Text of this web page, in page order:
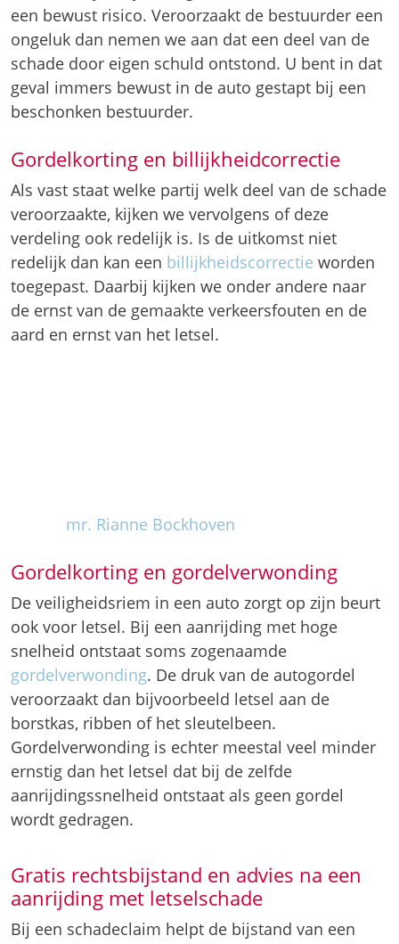
verdeling ook redelijk is. Is de uitkomst niet
redelijk dan kan eenbillijkheidscorrectie worden
toegepast. Daarbij kijken we onder andere naar
de ernst van de gemaakte verkeersfouten en de
aard en ernst van het letsel.
m
r.
Ri
a
n
n
e
e
Gordelkorting en gordelverwonding
De veiligheidsriem in een auto zorgt op zijn beurt
ook voor letsel. Bij een aanrijding met hoge
snelheid ontstaat soms zogenaamde
gordelverwonding. De druk van de autogordel
veroorzaakt dan bijvoorbeeld letsel aan de
borstkas, ribben of het sleutelbeen.
Gordelverwonding is echter meestal veel minder
ernstig dan het letsel dat bij de zelfde
aanrijdingssnelheid ontstaat als geen gordel
Gratis rechtsbijstand en advies na een
aanrijding met letselschade